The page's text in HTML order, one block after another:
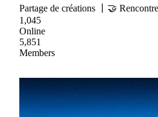
Partage de créations 丨🤝
1,045
Online
5,851
Members